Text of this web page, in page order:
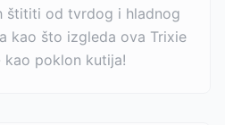
štititi od tvrdog i hladnog
kao što izgleda ova Trixie
kao poklon kutija!